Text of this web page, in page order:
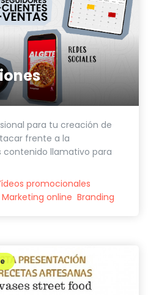
para tu creación de
frente a la
llamativo para
promocionales
Marketing online Branding